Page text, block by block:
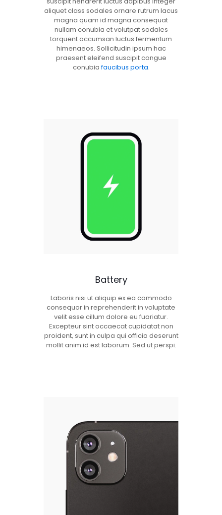
aliquet class sodales ornare rutrum lacus
magna quam id magna consequat
nullam conubia et volutpat sodales
torquent accumsan luctus fermentum
himenaeos. Sollicitudin ipsum hac
praesent eleifend suscipit congue
conubiafaucibus porta.
Battery
Laboris nisi ut aliquip ex ea commodo
consequor in reprehenderit in voluptate
velit esse cillum dolore eu fuariatur.
Excepteur sint occaecat cupidatat non
proident, sunt in culpa qui officia deserunt
mollit anim id est laborum. Sed ut perspi.